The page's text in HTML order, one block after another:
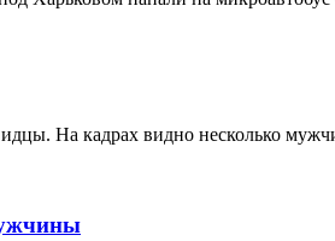
На кадрах видно несколько